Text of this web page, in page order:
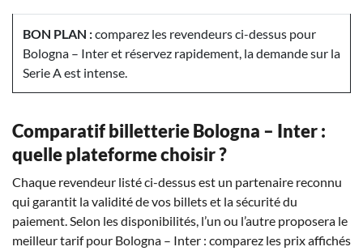
BON PLAN :comparez les revendeurs ci-dessus pour
Bologna – Inter et réservez rapidement, la demande sur la
Serie A est intense.
Comparatif billetterie Bologna – Inter :
quelle plateforme choisir ?
Chaque revendeur listé ci-dessus est un partenaire reconnu
qui garantit la validité de vos billets et la sécurité du
paiement. Selon les disponibilités, l’un ou l’autre proposera le
meilleur tarif pour Bologna – Inter : comparez les prix affichés